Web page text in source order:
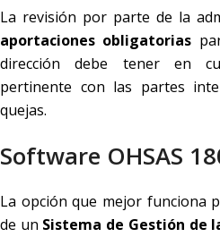
La revisión por parte de la
aportaciones obligatorias
dirección debe tener en
pertinente con las partes
quejas.
Software OHSAS
La opción que mejor funciona
de un Sistema de Gestión de